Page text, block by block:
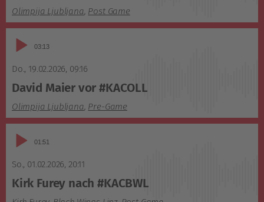
Olimpija Ljubljana, Post Game
Audio-03:13
Do., 19.02.2026, 09:16
David Maier vor #KACOLL
Olimpija Ljubljana, Pre-Game
Audio-01:51
So., 01.02.2026, 20:11
Kirk Furey nach #KACBWL